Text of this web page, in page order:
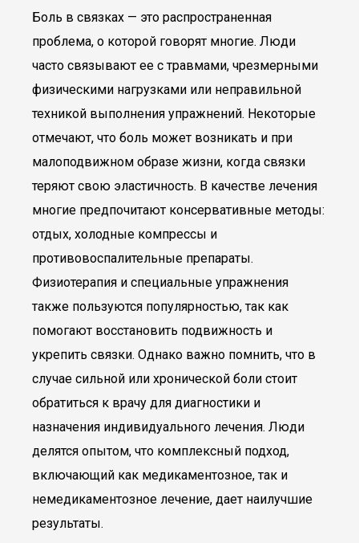
Боль в связках — это распространенная
проблема, о которой говорят многие. Люди
часто связывают ее с травмами, чрезмерными
физическими нагрузками или неправильной
техникой выполнения упражнений. Некоторые
отмечают, что боль может возникать и при
малоподвижном образе жизни, когда связки
теряют свою эластичность. В качестве лечения
многие предпочитают консервативные методы:
отдых, холодные компрессы и
противовоспалительные препараты.
Физиотерапия и специальные упражнения
также пользуются популярностью, так как
помогают восстановить подвижность и
укрепить связки. Однако важно помнить, что в
случае сильной или хронической боли стоит
обратиться к врачу для диагностики и
назначения индивидуального лечения. Люди
делятся опытом, что комплексный подход,
включающий как медикаментозное, так и
немедикаментозное лечение, дает наилучшие
результаты.